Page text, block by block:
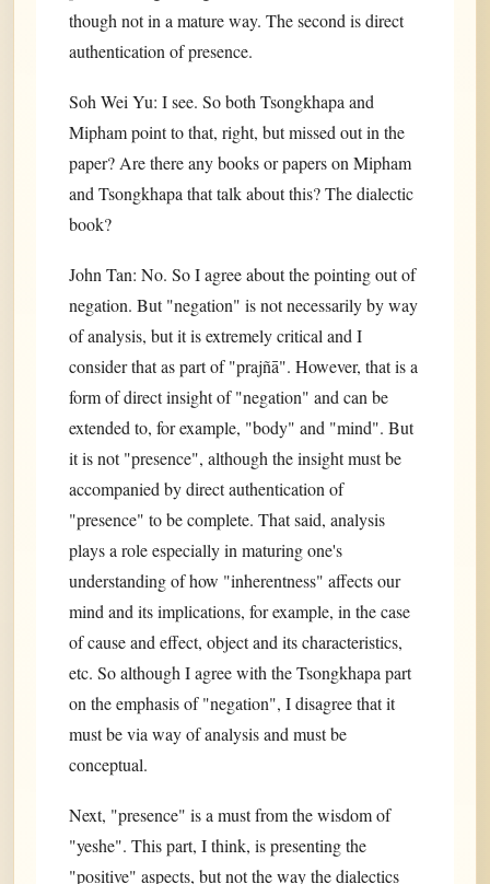
though not in a mature way. The second is direct
authentication of presence.
Soh Wei Yu: I see. So both Tsongkhapa and
Mipham point to that, right, but missed out in the
paper? Are there any books or papers on Mipham
and Tsongkhapa that talk about this? The dialectic
book?
John Tan: No. So I agree about the pointing out of
negation. But "negation" is not necessarily by way
of analysis, but it is extremely critical and I
consider that as part of "prajñā". However, that is a
form of direct insight of "negation" and can be
extended to, for example, "body" and "mind". But
it is not "presence", although the insight must be
accompanied by direct authentication of
"presence" to be complete. That said, analysis
plays a role especially in maturing one's
understanding of how "inherentness" affects our
mind and its implications, for example, in the case
of cause and effect, object and its characteristics,
etc. So although I agree with the Tsongkhapa part
on the emphasis of "negation", I disagree that it
must be via way of analysis and must be
conceptual.
Next, "presence" is a must from the wisdom of
"yeshe". This part, I think, is presenting the
"positive" aspects, but not the way the dialectics